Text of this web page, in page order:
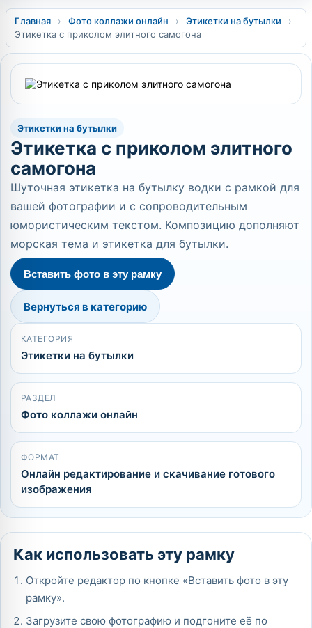
Главная › Фото коллажи онлайн › Этикетки на бутылки
›
Этикетка с приколом элитного самогона
Этикетки на бутылки
Этикетка с приколом элитного
самогона
Шуточная этикетка на бутылку водки с рамкой для
вашей фотографии и с сопроводительным
юмористическим текстом. Композицию дополняют
морская тема и этикетка для бутылки.
Вставить фото в эту рамку
Вернуться в категорию
КАТЕГОРИЯ
Этикетки на бутылки
РАЗДЕЛ
Фото коллажи онлайн
ФОРМАТ
Онлайн редактирование и скачивание готового
изображения
Как использовать эту рамку
Откройте редактор по кнопке «Вставить фото в эту
рамку».
Загрузите свою фотографию и подгоните её по